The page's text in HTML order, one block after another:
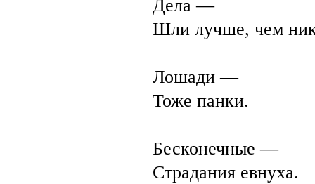
Дела —
Шли лучше, чем
Лошади —
Тоже панки.
Бесконечные —
Страдания евнуха.